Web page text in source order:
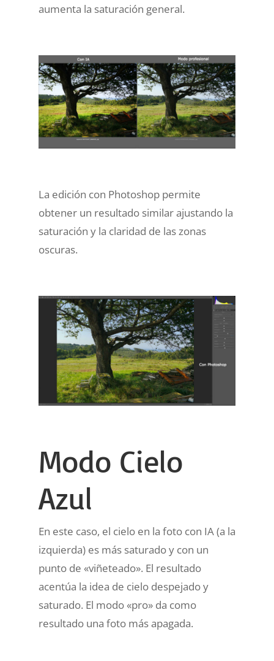
aumenta la saturación general.
La edición con Photoshop permite
obtener un resultado similar ajustando la
saturación y la claridad de las zonas
oscuras.
Modo Cielo
Azul
En este caso, el cielo en la foto con IA (a la
izquierda) es más saturado y con un
punto de «viñeteado». El resultado
acentúa la idea de cielo despejado y
saturado. El modo «pro» da como
resultado una foto más apagada.